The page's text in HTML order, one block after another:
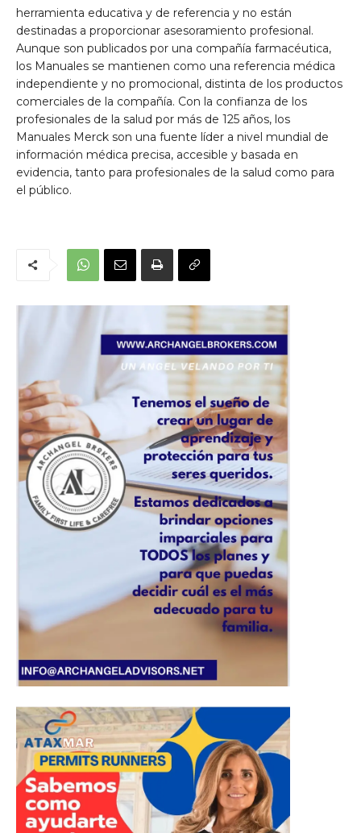
herramienta educativa y de referencia y no están
destinadas a proporcionar asesoramiento profesional.
Aunque son publicados por una compañía farmacéutica,
los Manuales se mantienen como una referencia médica
independiente y no promocional, distinta de los productos
comerciales de la compañía. Con la confianza de los
profesionales de la salud por más de 125 años, los
Manuales Merck son una fuente líder a nivel mundial de
información médica precisa, accesible y basada en
evidencia, tanto para profesionales de la salud como para
el público.